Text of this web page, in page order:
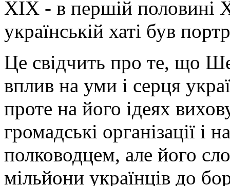
XIX - в першій половині
українській хаті був
Це свідчить про те, що
вплив на уми і серця
проте на його ідеях
громадські організації і
полководцем, але його
мільйони українців до